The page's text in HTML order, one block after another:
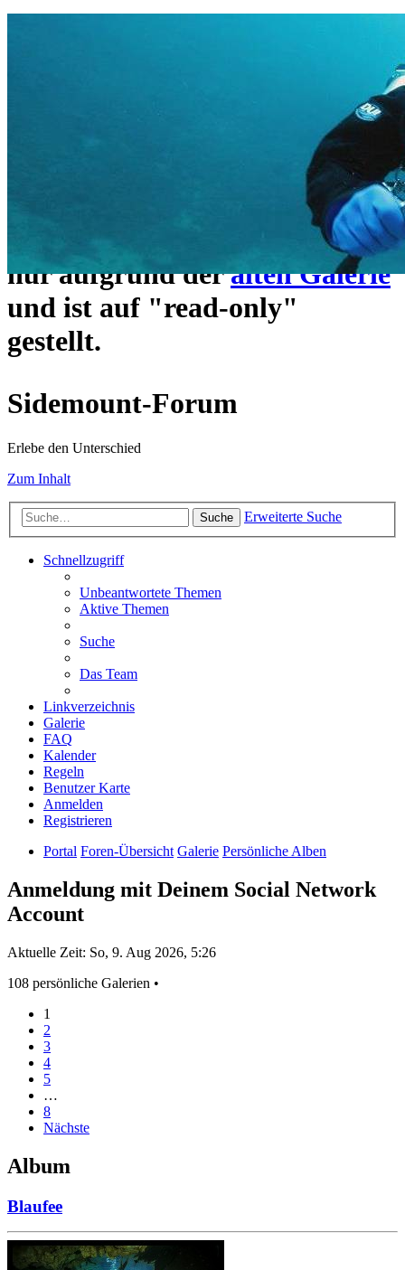
umgezogen und wie gewohnt
https://www.sidemount-
Das alte Forum hier existiert
nur aufgrund deralten Galerie
und ist auf "read-only"
gestellt.
Sidemount-Forum
Erlebe den Unterschied
Zum Inhalt
Suche Erweiterte Suche
Schnellzugriff
Unbeantwortete Themen
Aktive Themen
Suche
Das Team
Linkverzeichnis
Galerie
FAQ
Kalender
Regeln
Benutzer Karte
Anmelden
Registrieren
Portal Foren-Übersicht Galerie Persönliche Alben
Anmeldung mit Deinem Social Network
Account
Aktuelle Zeit: So, 9. Aug 2026, 5:26
108 persönliche Galerien •
1
2
3
4
5
…
8
Nächste
Album
Blaufee